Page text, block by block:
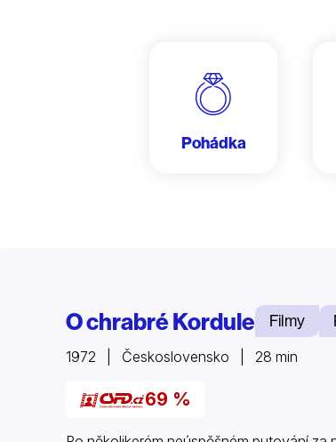
Pohádka
O chrabré Kordule Filmy
1972 | Československo | 28 min
69 %